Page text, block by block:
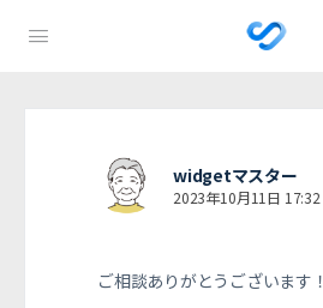
widgetマスター
2023年10月11日 17:32
ご相談ありがとうございます！